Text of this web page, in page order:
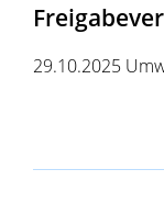
29.10.2025